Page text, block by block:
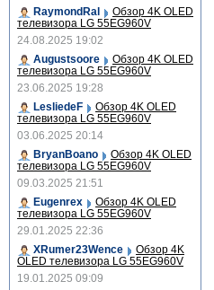
RaymondRal
Обзор 4K OLED
телевизора LG 55EG960V
24.08.2025 19:02
Augustsoore
Обзор 4K OLED
телевизора LG 55EG960V
23.06.2025 19:28
LesliedeF
Обзор 4K OLED
телевизора LG 55EG960V
03.06.2025 20:14
BryanBoano
Обзор 4K OLED
телевизора LG 55EG960V
09.03.2025 21:51
Eugenrex
Обзор 4K OLED
телевизора LG 55EG960V
29.01.2025 22:36
XRumer23Wence
Обзор 4K
OLED телевизора LG 55EG960V
19.01.2025 09:09